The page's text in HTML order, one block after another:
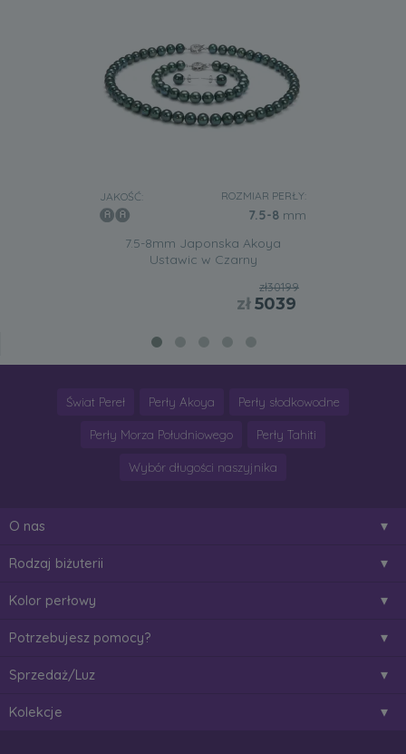
JAKOŚĆ: ROZMIAR PERŁY:
7.5-8 mm
7.5-8mm Japonska Akoya
Ustawic w Czarny
zł30199
zł5039
Świat Pereł Perły Akoya Perły słodkowodne
Perły Morza Południowego Perły Tahiti
Wybór długości naszyjnika
O nas
Rodzaj biżuterii
Kolor perłowy
Potrzebujesz pomocy?
Sprzedaż/Luz
Kolekcje